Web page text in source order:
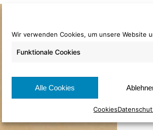
Wir verwenden Cookies, um unsere Website
Funktionale Cookies
Alle Cookies
Cookies